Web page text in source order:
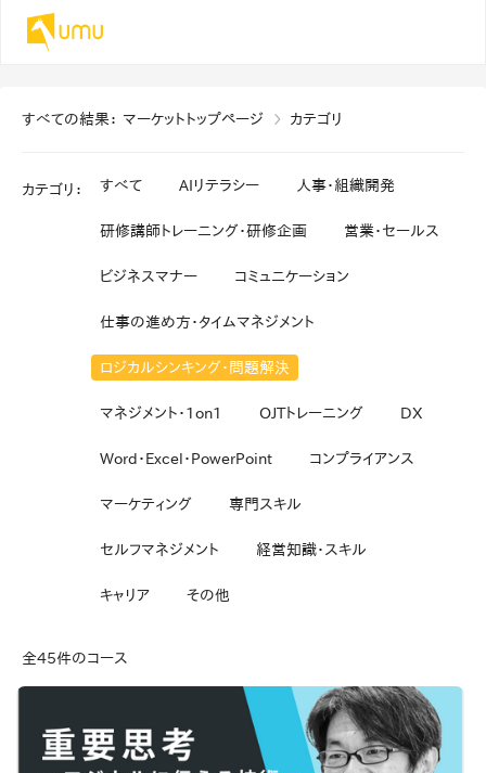
すべての結果： マーケットトップページ カテゴリ
カテゴリ ： すべて AIリテラシー 人事・組織開発
研修講師トレーニング・研修企画 営業・セールス
ビジネスマナー コミュニケーション
仕事の進め方・タイムマネジメント
ロジカルシンキング・問題解決
マネジメント・1on1 OJTトレーニング DX
Word・Excel・PowerPoint コンプライアンス
マーケティング 専門スキル
セルフマネジメント 経営知識・スキル
キャリア その他
全45件のコース